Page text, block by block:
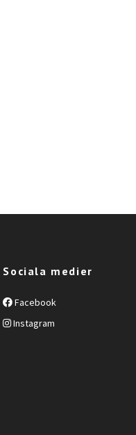
Sociala medier
Facebook
Instagram